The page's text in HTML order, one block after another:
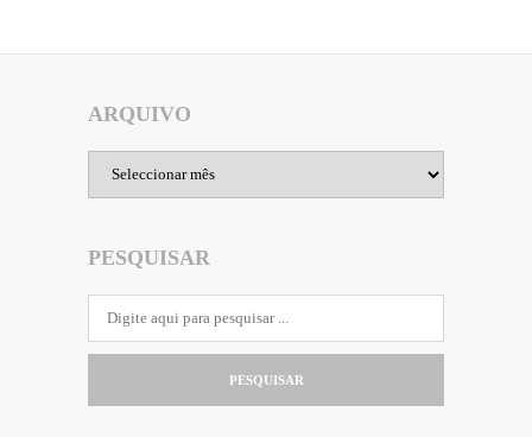
ARQUIVO
PESQUISAR
PESQUISAR